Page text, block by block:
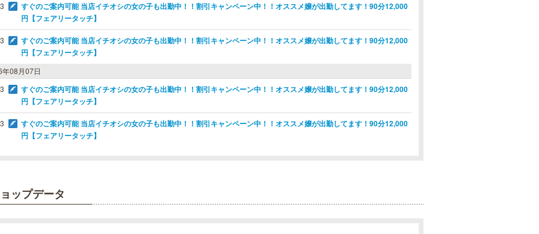
すぐのご案内可能 当店イチオシの女の子も出勤中！！割引キャンペーン中！！オススメ嬢が出勤してます！90分12,000
円【フェアリータッチ】
すぐのご案内可能 当店イチオシの女の子も出勤中！！割引キャンペーン中！！オススメ嬢が出勤してます！90分12,000
円【フェアリータッチ】
08月07日
すぐのご案内可能 当店イチオシの女の子も出勤中！！割引キャンペーン中！！オススメ嬢が出勤してます！90分12,000
円【フェアリータッチ】
すぐのご案内可能 当店イチオシの女の子も出勤中！！割引キャンペーン中！！オススメ嬢が出勤してます！90分12,000
円【フェアリータッチ】
ップデータ